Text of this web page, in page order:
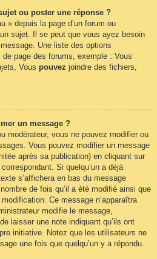
ou poster une réponse ?
» depuis la page d’un forum ou
sujet. Il se peut que vous ayez besoin
Une liste des options
page des forums, exemple : Vous
Vous pouvez joindre des fichiers,
un message ?
modérateur, vous ne pouvez modifier ou
Vous pouvez modifier un message
après sa publication) en cliquant sur
Si quelqu’un a déjà
s’affichera en bas du message
de fois qu’il a été modifié ainsi que
Ce message n’apparaîtra
modifie le message,
laisser une note indiquant qu’ils ont
initiative. Notez que les utilisateurs ne
une fois que quelqu’un y a répondu.